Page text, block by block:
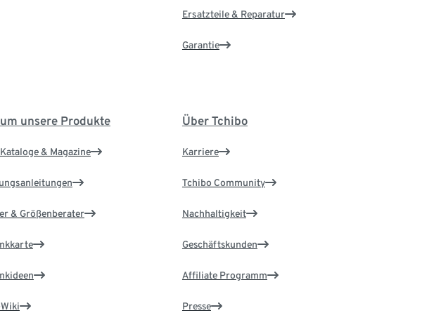
Ersatzteile & Reparatur
Garantie
unsere Produkte
& Magazine
& Größenberater
Über Tchibo
Karriere
Tchibo Community
Nachhaltigkeit
Geschäftskunden
Affiliate Programm
Presse